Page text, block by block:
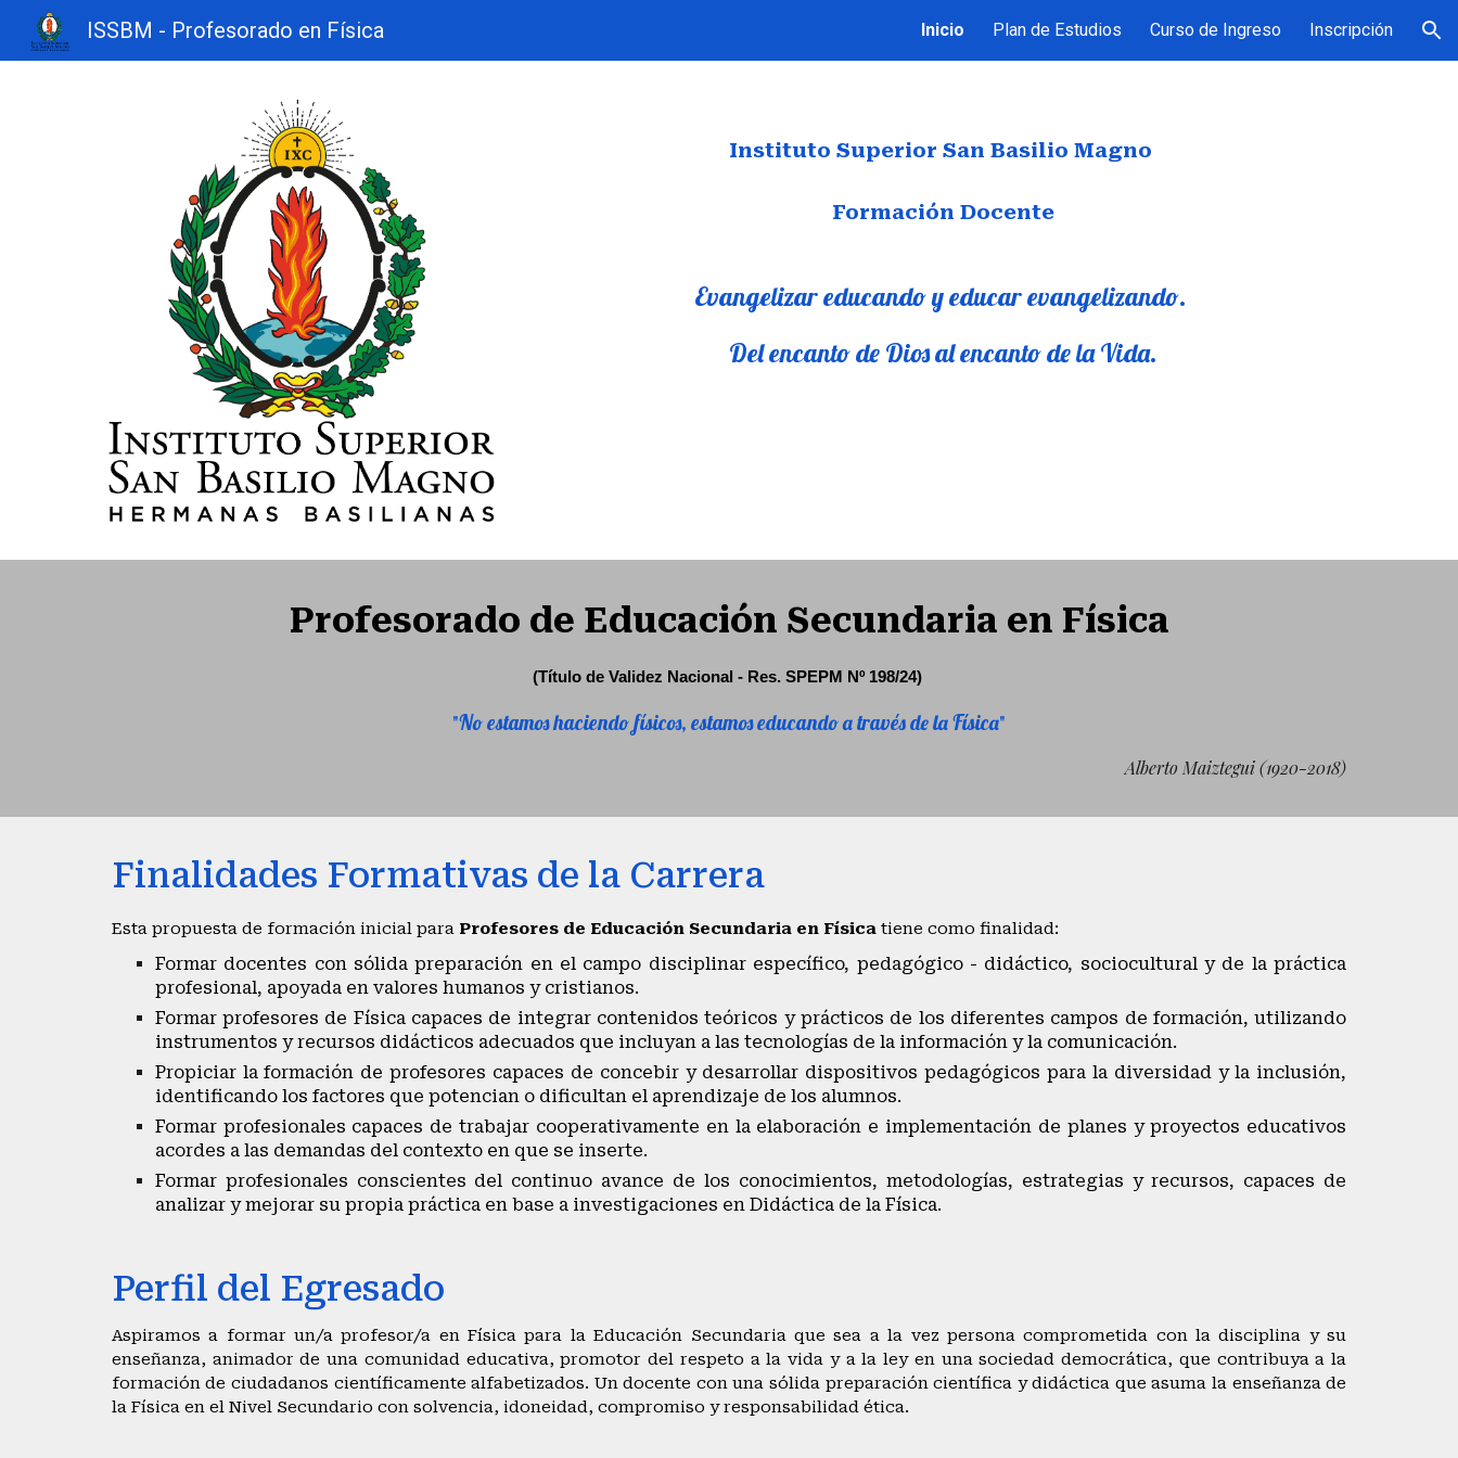
Skip to navigation
ISSBM - Profesorado en Física Inicio Plan de Estudios Curso de Ingreso Inscripción
Instituto Superior San Basilio Magno
Formación Docente
Evangelizar educando y educar evangelizando.
Del encanto de Dios al encanto de la Vida.
Profesorado de Educación Secundaria en Física
(Título de Validez Nacional - Res. SPEPM Nº 198/24)
"No estamos haciendo físicos, estamos educando a través de la Física"
Alberto Maiztegui (1920-2018)
Finalidades Formativas de la Carrera
Esta propuesta de formación inicial para Profesores de Educación Secundaria en Físicatiene como finalidad:
Formar docentes con sólida preparación en el campo disciplinar específico, pedagógico - didáctico, sociocultural y de la práctica
profesional, apoyada en valores humanos y cristianos.
Formar profesores de Física capaces de integrar contenidos teóricos y prácticos de los diferentes campos de formación, utilizando
instrumentos y recursos didácticos adecuados que incluyan a las tecnologías de la información y la comunicación.
Propiciar la formación de profesores capaces de concebir y desarrollar dispositivos pedagógicos para la diversidad y la inclusión,
identificando los factores que potencian o dificultan el aprendizaje de los alumnos.
Formar profesionales capaces de trabajar cooperativamente en la elaboración e implementación de planes y proyectos educativos
acordes a las demandas del contexto en que se inserte.
Formar profesionales conscientes del continuo avance de los conocimientos, metodologías, estrategias y recursos, capaces de
analizar y mejorar su propia práctica en base a investigaciones en Didáctica de la Física.
Perfil del Egresado
Aspiramos a formar un/a profesor/a en Física para la Educación Secundaria que sea a la vez persona comprometida con la disciplina y su
enseñanza, animador de una comunidad educativa, promotor del respeto a la vida y a la ley en una sociedad democrática, que contribuya a la
formación de ciudadanos científicamente alfabetizados. Un docente con una sólida preparación científica y didáctica que asuma la enseñanza de
la Física en el Nivel Secundario con solvencia, idoneidad, compromiso y responsabilidad ética.